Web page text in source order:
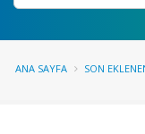
ANA SAYFA SON